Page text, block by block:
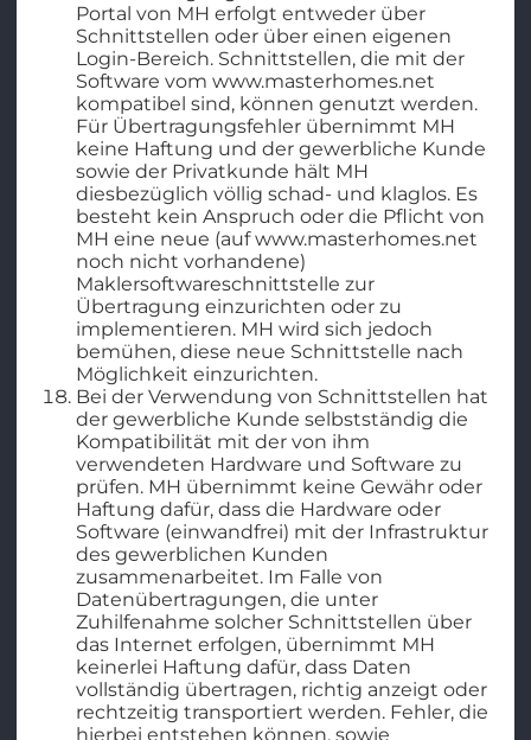
Portal von MH erfolgt entweder über
Schnittstellen oder über einen eigenen
Login-Bereich. Schnittstellen, die mit der
Software vom www.masterhomes.net
kompatibel sind, können genutzt werden.
Für Übertragungsfehler übernimmt MH
keine Haftung und der gewerbliche Kunde
sowie der Privatkunde hält MH
diesbezüglich völlig schad- und klaglos. Es
besteht kein Anspruch oder die Pflicht von
MH eine neue (auf www.masterhomes.net
noch nicht vorhandene)
Maklersoftwareschnittstelle zur
Übertragung einzurichten oder zu
implementieren. MH wird sich jedoch
bemühen, diese neue Schnittstelle nach
Möglichkeit einzurichten.
Bei der Verwendung von Schnittstellen hat
der gewerbliche Kunde selbstständig die
Kompatibilität mit der von ihm
verwendeten Hardware und Software zu
prüfen. MH übernimmt keine Gewähr oder
Haftung dafür, dass die Hardware oder
Software (einwandfrei) mit der Infrastruktur
des gewerblichen Kunden
zusammenarbeitet. Im Falle von
Datenübertragungen, die unter
Zuhilfenahme solcher Schnittstellen über
das Internet erfolgen, übernimmt MH
keinerlei Haftung dafür, dass Daten
vollständig übertragen, richtig anzeigt oder
rechtzeitig transportiert werden. Fehler, die
hierbei entstehen können, sowie